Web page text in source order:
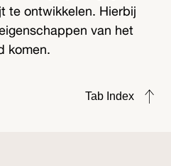
te ontwikkelen. Hierbij
van het
komen.
Tab Index